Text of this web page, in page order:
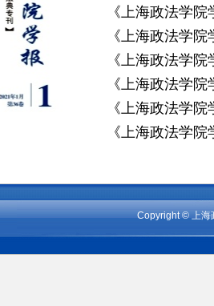
《上海政法学
《上海政法学
《上海政法学
《上海政法学
《上海政法学
《上海政法学
Copyright©上海